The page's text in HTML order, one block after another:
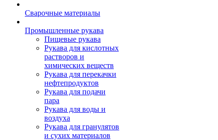
Сварочные материалы
Промышленные рукава
Пищевые рукава
Рукава для кислотных
растворов и
химических веществ
Рукава для перекачки
нефтепродуктов
Рукава для подачи
пара
Рукава для воды и
воздуха
Рукава для гранулятов
и сухих материалов